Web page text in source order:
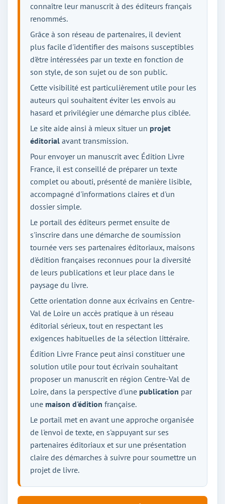
connaître leur manuscrit à des éditeurs français
renommés.
Grâce à son réseau de partenaires, il devient
plus facile d'identifier des maisons susceptibles
d'être intéressées par un texte en fonction de
son style, de son sujet ou de son public.
Cette visibilité est particulièrement utile pour les
auteurs qui souhaitent éviter les envois au
hasard et privilégier une démarche plus ciblée.
Le site aide ainsi à mieux situer un projet
éditorial avant transmission.
Pour envoyer un manuscrit avec Édition Livre
France, il est conseillé de préparer un texte
complet ou abouti, présenté de manière lisible,
accompagné d'informations claires et d'un
dossier simple.
Le portail des éditeurs permet ensuite de
s'inscrire dans une démarche de soumission
tournée vers ses partenaires éditoriaux, maisons
d'édition françaises reconnues pour la diversité
de leurs publications et leur place dans le
paysage du livre.
Cette orientation donne aux écrivains en Centre-
Val de Loire un accès pratique à un réseau
éditorial sérieux, tout en respectant les
exigences habituelles de la sélection littéraire.
Édition Livre France peut ainsi constituer une
solution utile pour tout écrivain souhaitant
proposer un manuscrit en région Centre-Val de
Loire, dans la perspective d'une publication par
une maison d'édition française.
Le portail met en avant une approche organisée
de l'envoi de texte, en s'appuyant sur ses
partenaires éditoriaux et sur une présentation
claire des démarches à suivre pour soumettre un
projet de livre.